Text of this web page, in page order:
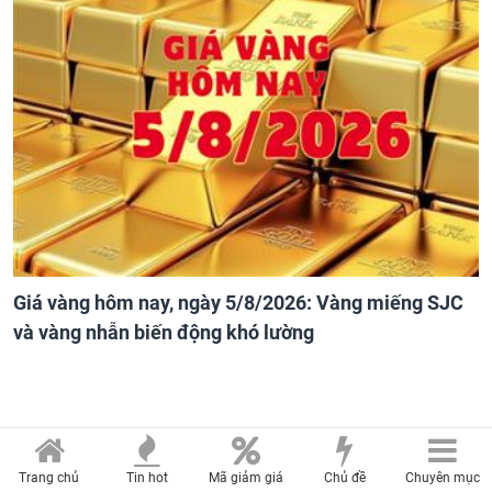
Giá vàng hôm nay, ngày 5/8/2026: Vàng miếng SJC
và vàng nhẫn biến động khó lường
Trang chủ Tin hot Mã giảm giá Chủ đề Chuyên mục